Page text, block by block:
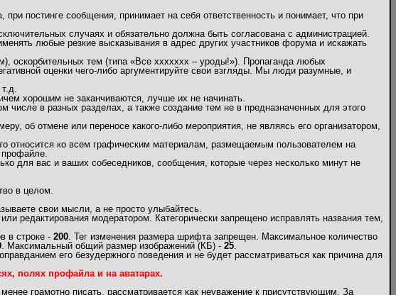
постинге сообщения, принимает на себя ответственность и понимает, что при
случаях и обязательно должна быть согласована с администрацией.
любые резкие высказывания в адрес других участников форума и искажать
оскорбительных тем (типа «Все ххххххх – уроды!»). Пропаганда любых
оценки чего-либо аргументируйте свои взгляды. Мы люди разумные, и
хорошим не заканчиваются, лучше их не начинать.
числе в разных разделах, а также создание тем не в предназначенных для этого
об отмене или переносе какого-либо мероприятия, не являясь его организатором,
относится ко всем графическим материалам, размещаемым пользователем на
профайле.
для вас и ваших собеседников, сообщения, которые через несколько минут не
в целом.
свои мысли, а не просто улыбайтесь.
редактирования модератором. Категорически запрещено исправлять названия тем,
в строке - 200. Тег изменения размера шрифта запрещен. Максимальное количество
. Максимальный общий размер изображений (КБ) - 25.
его безудержного поведения и не будет рассматриваться как причина для
полях профайла и на аватарах.
грамотно писать, рассматривается как неуважение к присутствующим. За